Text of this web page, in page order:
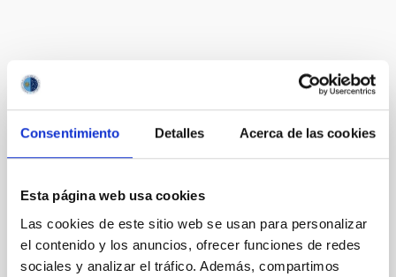
Consentimiento Detalles Acerca de las cookies
Esta página web usa cookies
Las cookies de este sitio web se usan para personalizar
el contenido y los anuncios, ofrecer funciones de redes
sociales y analizar el tráfico. Además, compartimos
Otras noticias relacionadas
NOTA DE PRENSA
Una sola colisión en 10.000 millones de
años podría explicar cómo se distribuye la
pequeñas
Las galaxias enanas ultradébiles, las más pequeñas y